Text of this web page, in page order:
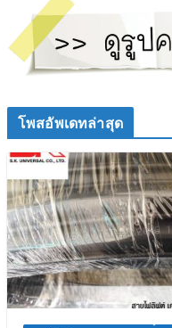
โพสอัพเดทล่าสุด